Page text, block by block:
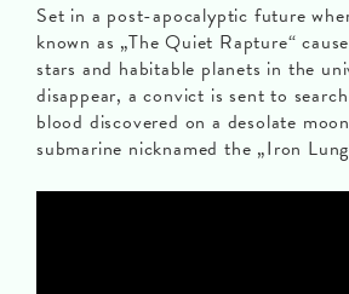
Set in a post-apocalyptic future
known as „The Quiet Rapture“
stars and habitable planets in the
disappear, a convict is sent to
blood discovered on a desolate
submarine nicknamed the „Iron